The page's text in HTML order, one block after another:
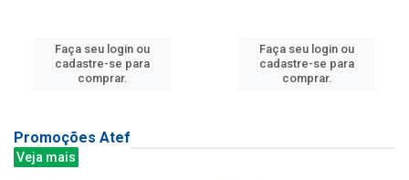
Faça seu login ou
cadastre-se para
comprar.
Faça seu login ou
cadastre-se para
comprar.
Promoções Atef
Veja mais